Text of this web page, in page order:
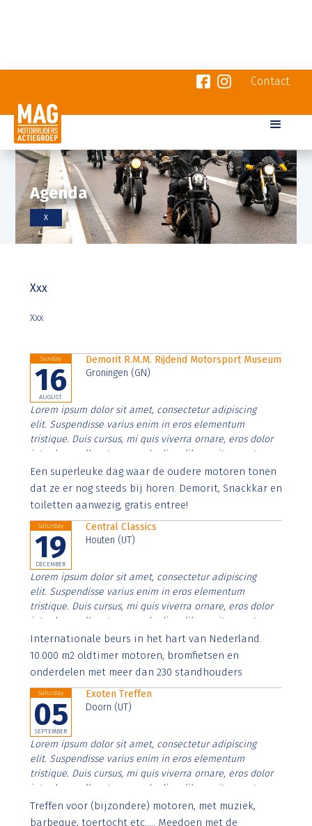
Contact
Agenda
X
Xxx
Xxx
Sunday
16
AUGUST
Demorit R.M.M. Rijdend Motorsport Museum
Groningen (GN)
Lorem ipsum dolor sit amet, consectetur adipiscing
elit. Suspendisse varius enim in eros elementum
tristique. Duis cursus, mi quis viverra ornare, eros dolor
interdum nulla, ut commodo diam libero vitae erat.
Aenean faucibus nibh et justo cursus id rutrum lorem
imperdiet. Nunc ut sem vitae risus tristique posuere.
Een superleuke dag waar de oudere motoren tonen
dat ze er nog steeds bij horen. Demorit, Snackkar en
toiletten aanwezig, gratis entree!
Saturday
19
DECEMBER
Central Classics
Houten (UT)
Lorem ipsum dolor sit amet, consectetur adipiscing
elit. Suspendisse varius enim in eros elementum
tristique. Duis cursus, mi quis viverra ornare, eros dolor
interdum nulla, ut commodo diam libero vitae erat.
Aenean faucibus nibh et justo cursus id rutrum lorem
imperdiet. Nunc ut sem vitae risus tristique posuere.
Internationale beurs in het hart van Nederland.
10.000 m2 oldtimer motoren, bromfietsen en
onderdelen met meer dan 230 standhouders
Saturday
05
SEPTEMBER
Exoten Treffen
Doorn (UT)
Lorem ipsum dolor sit amet, consectetur adipiscing
elit. Suspendisse varius enim in eros elementum
tristique. Duis cursus, mi quis viverra ornare, eros dolor
interdum nulla, ut commodo diam libero vitae erat.
Aenean faucibus nibh et justo cursus id rutrum lorem
imperdiet. Nunc ut sem vitae risus tristique posuere.
Treffen voor (bijzondere) motoren, met muziek,
barbeque, toertocht etc..... Meedoen met de